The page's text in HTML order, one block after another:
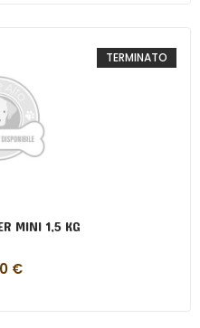
TERMINATO
MINI 1,5 KG
€